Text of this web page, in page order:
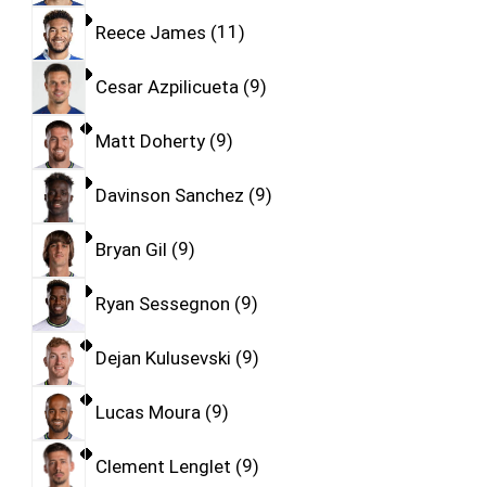
Reece James 11
Cesar Azpilicueta 9
Matt Doherty 9
Davinson Sanchez 9
Bryan Gil 9
Ryan Sessegnon 9
Dejan Kulusevski 9
Lucas Moura 9
Clement Lenglet 9